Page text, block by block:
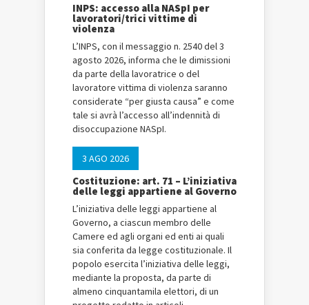
INPS: accesso alla NASpI per
lavoratori/trici vittime di
violenza
L’INPS, con il messaggio n. 2540 del 3
agosto 2026, informa che le dimissioni
da parte della lavoratrice o del
lavoratore vittima di violenza saranno
considerate “per giusta causa” e come
tale si avrà l’accesso all’indennità di
disoccupazione NASpI.
3 AGO 2026
Costituzione: art. 71 – L’iniziativa
delle leggi appartiene al Governo
L’iniziativa delle leggi appartiene al
Governo, a ciascun membro delle
Camere ed agli organi ed enti ai quali
sia conferita da legge costituzionale. Il
popolo esercita l’iniziativa delle leggi,
mediante la proposta, da parte di
almeno cinquantamila elettori, di un